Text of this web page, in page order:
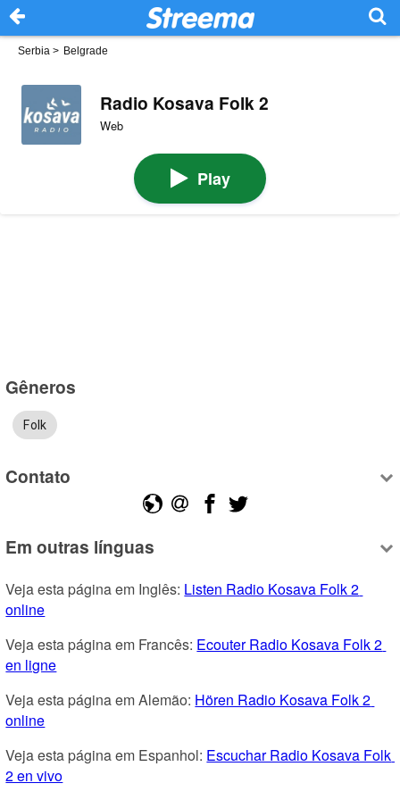
Serbia > Belgrade
Radio Kosava Folk 2
Web
Play
Gêneros
Folk
Contato
Em outras línguas
Veja esta página em Inglês: Listen Radio Kosava Folk 2
online
Veja esta página em Francês: Ecouter Radio Kosava Folk 2
en ligne
Veja esta página em Alemão: Hören Radio Kosava Folk 2
online
Veja esta página em Espanhol: Escuchar Radio Kosava Folk
2 en vivo